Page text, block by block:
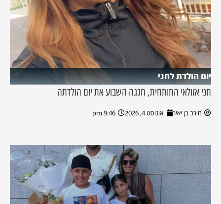
יום הולדת לחני
חני אזולאי התותחית, חגגה השבוע את יום הולדתה
מירב בן יאיר אוגוסט 4, 2026 9:46 pm